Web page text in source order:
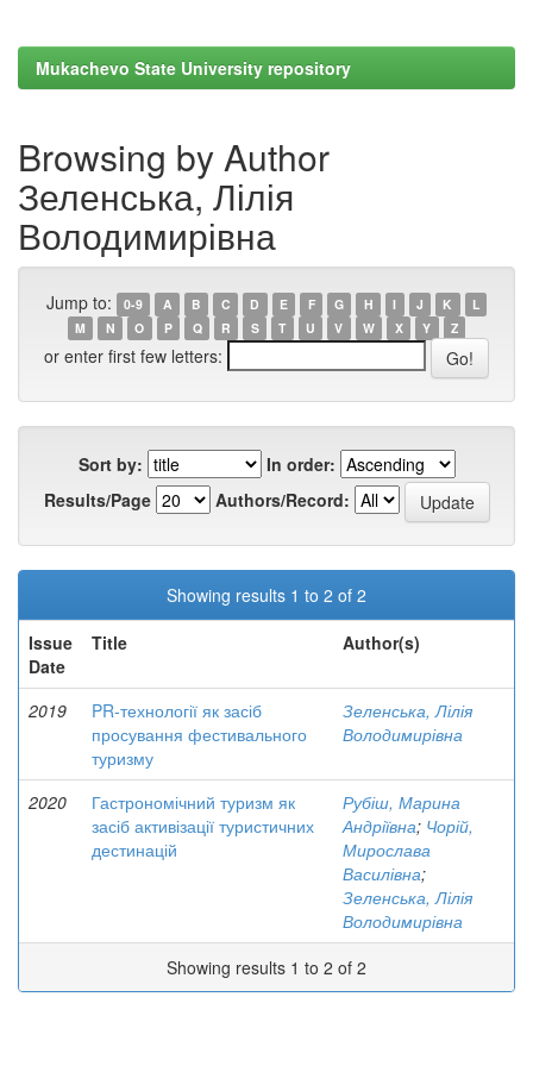
Mukachevo State University repository
Browsing by Author
Зеленська, Лілія
Володимирівна
Jump to: 0-9 A B C D E F G H I J K
L
M
N O P Q R S T U V W X Y Z
or enter first few letters:
Sort by:
In order:
Results/Page
Authors/Record:
Showing results 1 to 2 of 2
Issue
Date
Title Author(s)
2019
PR-технології як засіб
просування фестивального
туризму
Зеленська, Лілія
Володимирівна
2020
Гастрономічний туризм як
засіб активізації туристичних
дестинацій
Рубіш, Марина
Андріївна; Чорій,
Мирослава
Василівна;
Зеленська, Лілія
Володимирівна
Showing results 1 to 2 of 2